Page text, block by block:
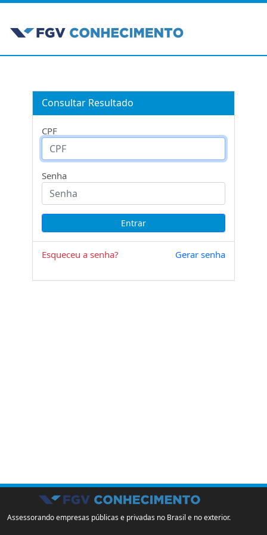
Consultar Resultado
CPF
Senha
Esqueceu a senha? Gerar senha
Assessorando empresas públicas e privadas no Brasil e no exterior.